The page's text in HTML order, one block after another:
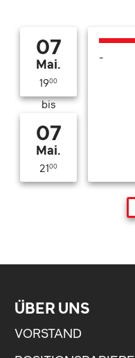
07
Mai.
1900
bis
07
Mai.
2100
-
ÜBER UNS
VORSTAND